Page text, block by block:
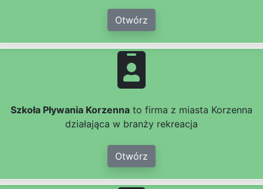
Otwórz
Szkoła Pływania Korzenna to firma z miasta Korzenna
działająca w branży rekreacja
Otwórz